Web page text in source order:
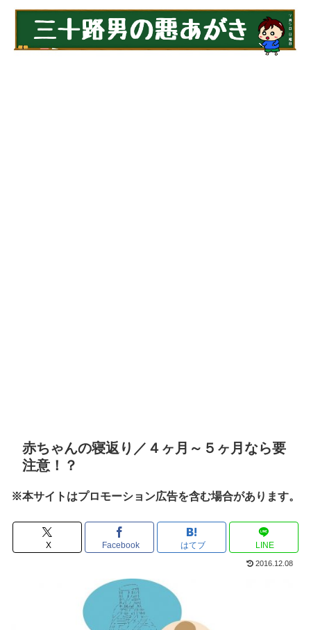
赤ちゃんの寝返り／４ヶ月～５ヶ月なら要
注意！？
※本サイトはプロモーション広告を含む場合があります。
X Facebook はてブ LINE
2016.12.08